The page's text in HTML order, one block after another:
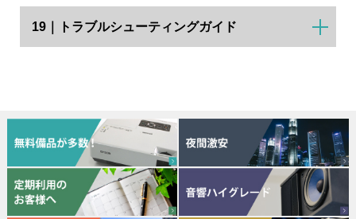
19｜トラブルシューティングガイド